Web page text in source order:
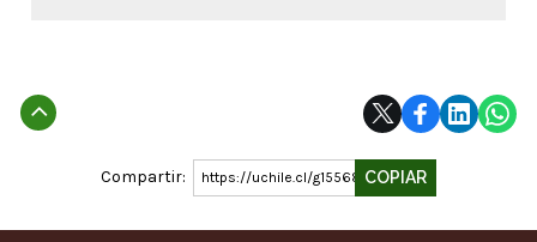
Subir
Compartir: https://uchile.cl/g155689COPIAR